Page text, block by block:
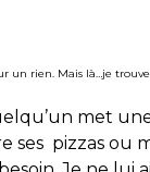
un rien. Mais là…je
met
ses pizzas ou